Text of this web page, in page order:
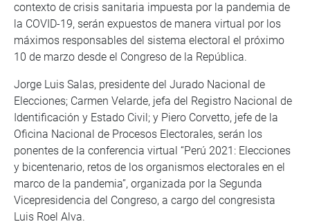
contexto de crisis sanitaria impuesta por la pandemia de
la COVID-19, serán expuestos de manera virtual por los
máximos responsables del sistema electoral el próximo
10 de marzo desde el Congreso de la República.
Jorge Luis Salas, presidente del Jurado Nacional de
Elecciones; Carmen Velarde, jefa del Registro Nacional de
Identificación y Estado Civil; y Piero Corvetto, jefe de la
Oficina Nacional de Procesos Electorales, serán los
ponentes de la conferencia virtual “Perú 2021: Elecciones
y bicentenario, retos de los organismos electorales en el
marco de la pandemia”, organizada por la Segunda
Vicepresidencia del Congreso, a cargo del congresista
Luis Roel Alva.